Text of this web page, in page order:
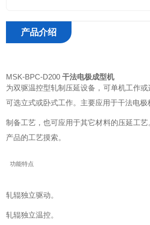
产品介绍
MSK-BPC-D200 干法电极成型机
为双驱温控型轧制压延设备，可单机工作或
可选立式或卧式工作。主要应用于干法电极
制备工艺，也可应用于其它材料的压延工
产品的工艺摸索。
功能特点
轧辊独立驱动。
轧辊独立温控。